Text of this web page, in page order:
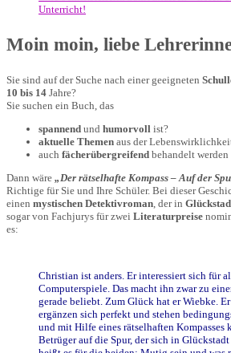
Unterricht!
Moin moin, liebe
Sie sind auf der Suche nach einer geeigneten
10 bis 14 Jahre?
Sie suchen ein Buch, das
spannend und humorvoll ist?
aktuelle Themen aus der
auch fächerübergreifend behandelt werden
Dann wäre „Der rätselhafte Kompass – Auf der
Richtige für Sie und Ihre Schüler. Bei dieser
einen mystischen Detektivroman , der in
sogar von Fachjurys für zwei Literaturpreise
es:
Christian ist anders. Er interessiert sich für
Computerspiele. Das macht ihn zwar zu
gerade beliebt. Zum Glück hat er Wiebke.
ergänzen sich perfekt und stehen
und mit Hilfe eines rätselhaften Kompasses
Betrüger auf die Spur, der sich in